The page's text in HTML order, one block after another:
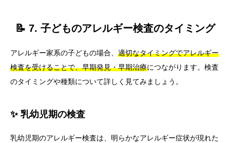
📝 7. 子どものアレルギー検査のタイミング
アレルギー家系の子どもの場合、 適切なタイミングでアレルギー
検査を受けることで、早期発見・早期治療につながります。検査
のタイミングや種類について詳しく見てみましょう。
✨ 乳幼児期の検査
乳幼児期のアレルギー検査は、明らかなアレルギー症状が現れた